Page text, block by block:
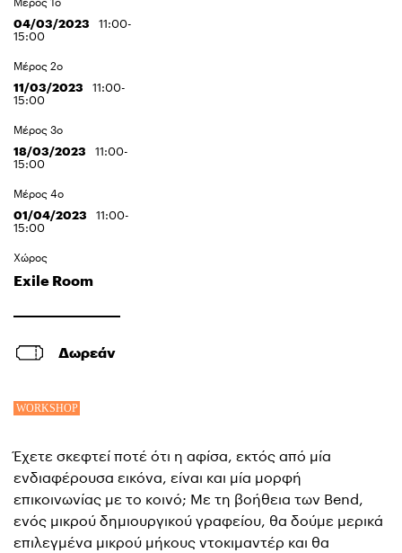
04/03/2023
11:00-
15:00
Μέρος 2ο
11/03/2023
11:00-
15:00
Μέρος 3ο
18/03/2023
11:00-
15:00
Μέρος 4ο
01/04/2023
11:00-
15:00
Χώρος
Exile Room
Δωρεάν
Έχετε σκεφτεί ποτέ ότι η αφίσα, εκτός από μία
ενδιαφέρουσα εικόνα, είναι και μία μορφή
επικοινωνίας με το κοινό; Με τη βοήθεια των Bend,
ενός μικρού δημιουργικού γραφείου, θα δούμε μερικά
επιλεγμένα μικρού μήκους ντοκιμαντέρ και θα